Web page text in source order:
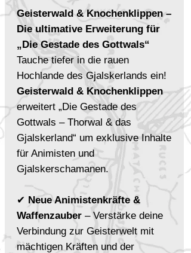
Geisterwald & Knochenklippen –
Die ultimative Erweiterung für
„Die Gestade des Gottwals“
Tauche tiefer in die rauen
Hochlande des Gjalskerlands ein!
Geisterwald & Knochenklippen
erweitert „Die Gestade des
Gottwals – Thorwal & das
Gjalskerland“ um exklusive Inhalte
für Animisten und
Gjalskerschamanen.
✔ Neue Animistenkräfte &
Waffenzauber – Verstärke deine
Verbindung zur Geisterwelt mit
mächtigen Kräften und der